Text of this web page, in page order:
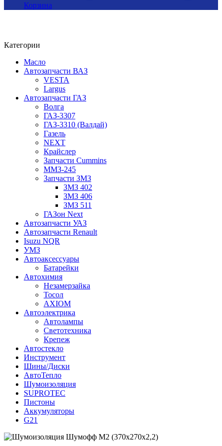
Корзина
Категории
Масло
Автозапчасти ВАЗ
VESTA
Largus
Автозапчасти ГАЗ
Волга
ГАЗ-3307
ГАЗ-3310 (Валдай)
Газель
NEXT
Крайслер
Запчасти Cummins
ММЗ-245
Запчасти ЗМЗ
ЗМЗ 402
ЗМЗ 406
ЗМЗ 511
ГАЗон Next
Автозапчасти УАЗ
Автозапчасти Renault
Isuzu NQR
УМЗ
Автоаксессуары
Батарейки
Автохимия
Незамерзайка
Тосол
AXIOM
Автоэлектрика
Автолампы
Светотехника
Крепеж
Автостекло
Инструмент
Шины/Диски
АвтоТепло
Шумоизоляция
SUPROTEC
Пистоны
Аккумуляторы
G21